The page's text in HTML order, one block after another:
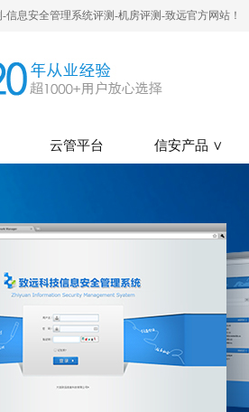
息安全管理系统评测-机房评测-致远官方网站！
云管平台 信安产品 ∨